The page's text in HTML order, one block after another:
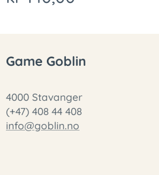
Game Goblin
4000 Stavanger
(+47) 408 44 408
info@goblin.no